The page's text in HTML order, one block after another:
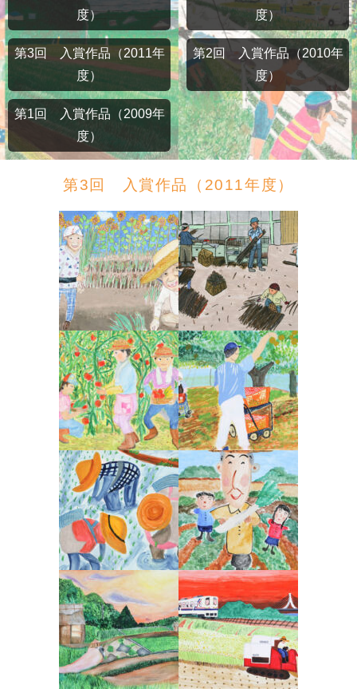
度）
度）
第3回 入賞作品（2011年
度）
第2回 入賞作品（2010年
度）
第1回 入賞作品（2009年
度）
第3回 入賞作品（2011年度）